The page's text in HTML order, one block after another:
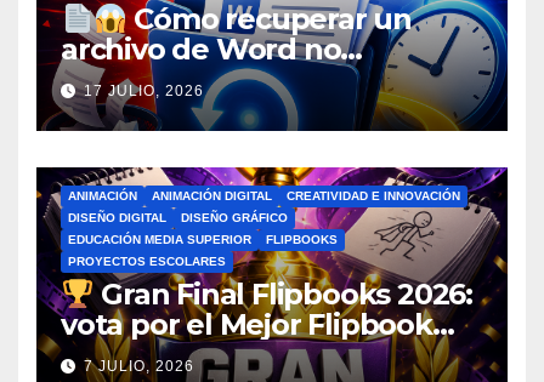
Cómo recuperar un
archivo de Word no
guardado antes de entrar en
pánico
17 JULIO, 2026
ANIMACIÓN ANIMACIÓN DIGITAL
CREATIVIDAD E INNOVACIÓN
DISEÑO DIGITAL
DISEÑO GRÁFICO
EDUCACIÓN MEDIA SUPERIOR
FLIPBOOKS
PROYECTOS ESCOLARES
Gran Final Flipbooks 2026:
vota por el Mejor Flipbook
del Ciclo Escolar
7 JULIO, 2026